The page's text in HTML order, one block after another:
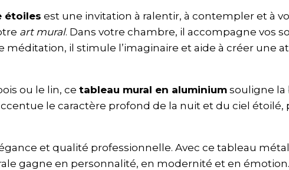
étoiles est une invitation à ralentir, à contempler et à
art mural. Dans votre chambre, il accompagne vos
il stimule l’imaginaire et aide à créer une
ou le lin, ce tableau mural en aluminium souligne la
le caractère profond de la nuit et du ciel étoilé,
et qualité professionnelle. Avec ce tableau
gagne en personnalité, en modernité et en émotion.